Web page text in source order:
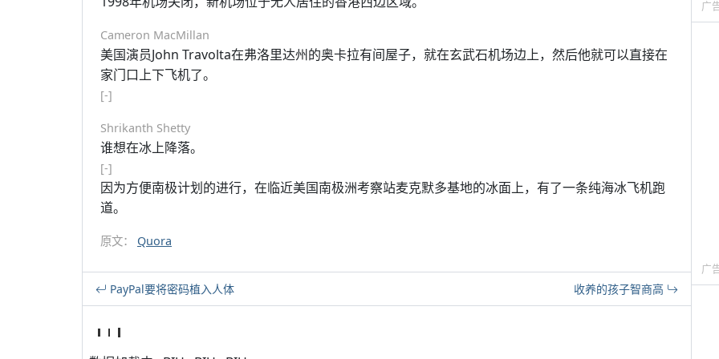
Cameron MacMillan
美国演员John Travolta在弗洛里达州的奥卡拉有间屋子，就在玄武石机场边上，然后他就可以直接在
家门口上下飞机了。
[-]
Shrikanth Shetty
谁想在冰上降落。
[-]
因为方便南极计划的进行，在临近美国南极洲考察站麦克默多基地的冰面上，有了一条纯海冰飞机跑
道。
原文： Quora
PayPal要将密码植入人体 收养的孩子智商高
广
广